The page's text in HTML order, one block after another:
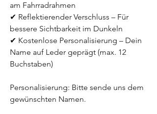
am Fahrradrahmen
✔ Reflektierender Verschluss – Für
bessere Sichtbarkeit im Dunkeln
✔ Kostenlose Personalisierung – Dein
Name auf Leder geprägt (max. 12
Buchstaben)
Personalisierung: Bitte sende uns dem
gewünschten Namen.